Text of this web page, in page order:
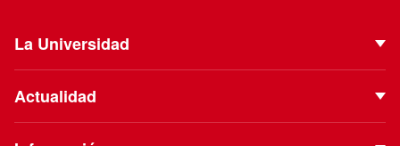
La Universidad
Actualidad